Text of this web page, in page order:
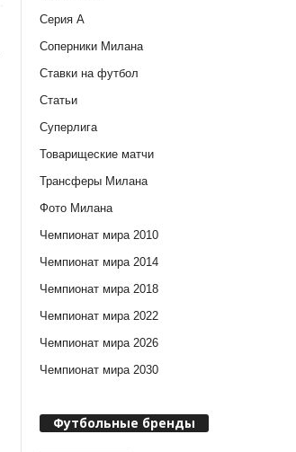
Серия А
Соперники Милана
Ставки на футбол
Статьи
Суперлига
Товарищеские матчи
Трансферы Милана
Фото Милана
Чемпионат мира 2010
Чемпионат мира 2014
Чемпионат мира 2018
Чемпионат мира 2022
Чемпионат мира 2026
Чемпионат мира 2030
Футбольные бренды